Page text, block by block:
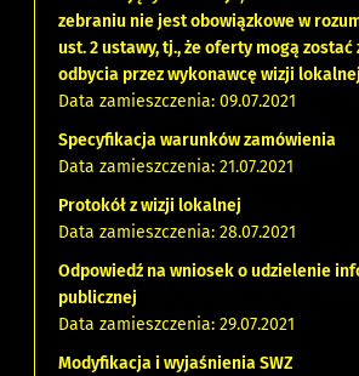
zebraniu nie jest obowiązkowe w
ust. 2 ustawy, tj., że oferty mogą zostać
odbycia przez wykonawcę wizji
Data zamieszczenia: 09.07.2021
Specyfikacja warunków zamówienia
Data zamieszczenia: 21.07.2021
Protokół z wizji lokalnej
Data zamieszczenia: 28.07.2021
Odpowiedź na wniosek o udzielenie
publicznej
Data zamieszczenia: 29.07.2021
Modyfikacja i wyjaśnienia SWZ